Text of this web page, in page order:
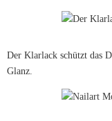
Der Klarlack schützt das
Glanz.